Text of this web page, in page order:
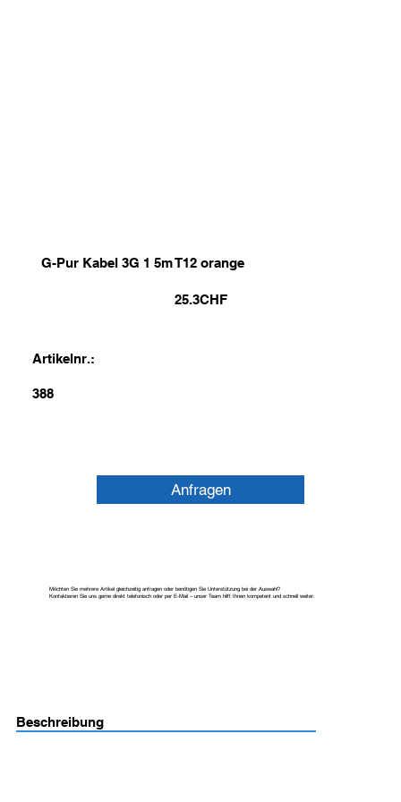
G-Pur Kabel 3G 1 5m T12 orange
25.3CHF
Artikelnr.:
388
Anfragen
Möchten Sie mehrere Artikel gleichzeitig anfragen oder benötigen Sie Unterstützung bei der Auswahl?
Kontaktieren Sie uns gerne direkt telefonisch oder per E-Mail – unser Team hilft Ihnen kompetent und schnell weiter.
Beschreibung